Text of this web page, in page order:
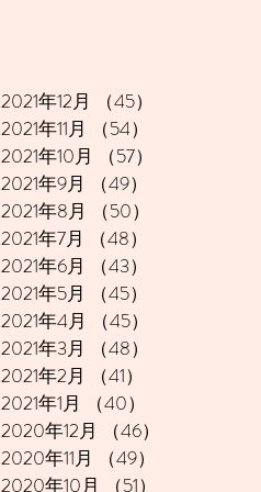
2021年12月 （45）
2021年11月
（54）
2021年10月
（57）
2021年9月
（49）
2021年8月
（50）
2021年7月
（48）
2021年6月
（43）
2021年5月
（45）
2021年4月
（45）
2021年3月
（48）
2021年2月
（41）
2021年1月
（40）
2020年12月
（46）
2020年11月
（49）
2020年10月
（51）